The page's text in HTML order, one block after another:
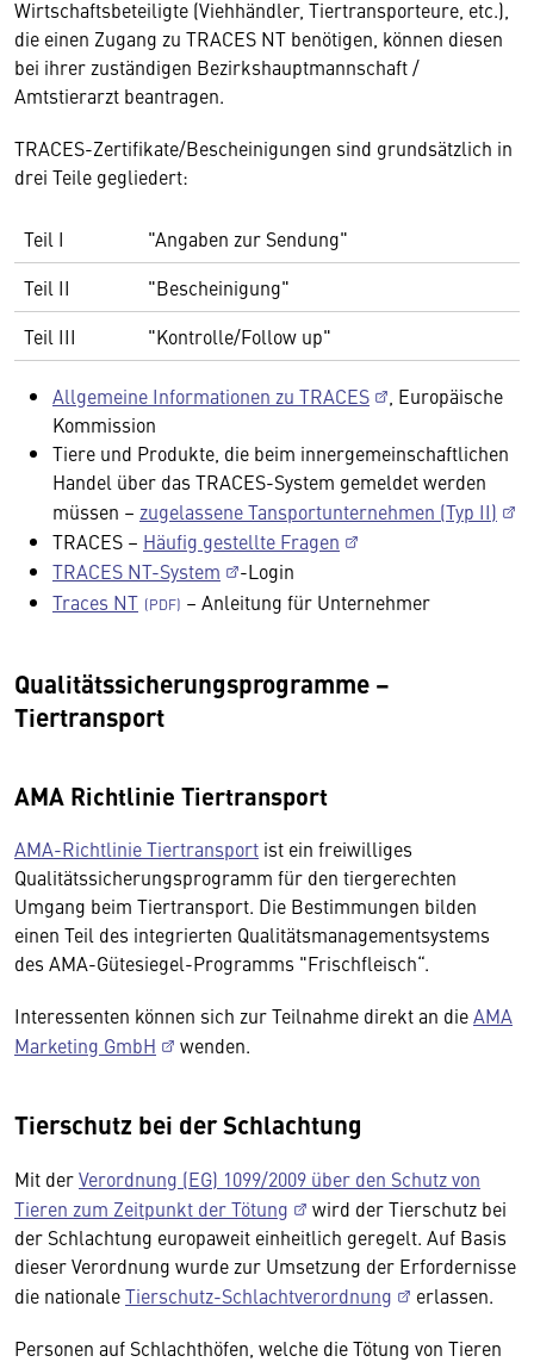
Wirtschaftsbeteiligte (Viehhändler, Tiertransporteure, etc.),
die einen Zugang zu TRACES NT benötigen, können diesen
bei ihrer zuständigen Bezirkshauptmannschaft /
Amtstierarzt beantragen.
TRACES-Zertifikate/Bescheinigungen sind grundsätzlich in
drei Teile gegliedert:
Teil I
"Angaben zur Sendung"
Teil II
"Bescheinigung"
Teil III
"Kontrolle/Follow up"
Allgemeine Informationen zu TRACES
, Europäische
Kommission
Tiere und Produkte, die beim innergemeinschaftlichen
Handel über das TRACES-System gemeldet werden
müssen – zugelassene Tansportunternehmen (Typ II)
TRACES – Häufig gestellte Fragen
TRACES NT-System
-Login
Traces NT
– Anleitung für Unternehmer
Qualitätssicherungsprogramme –
Tiertransport
AMA Richtlinie Tiertransport
AMA-Richtlinie Tiertransport ist ein freiwilliges
Qualitätssicherungsprogramm für den tiergerechten
Umgang beim Tiertransport. Die Bestimmungen bilden
einen Teil des integrierten Qualitätsmanagementsystems
des AMA-Gütesiegel-Programms "Frischfleisch“.
Interessenten können sich zur Teilnahme direkt an dieAMA
Marketing GmbH
wenden.
Tierschutz bei der Schlachtung
Mit derVerordnung (EG) 1099/2009 über den Schutz von
Tieren zum Zeitpunkt der Tötung
wird der Tierschutz bei
der Schlachtung europaweit einheitlich geregelt. Auf Basis
dieser Verordnung wurde zur Umsetzung der Erfordernisse
die nationaleTierschutz-Schlachtverordnung
erlassen.
Personen auf Schlachthöfen, welche die Tötung von Tieren